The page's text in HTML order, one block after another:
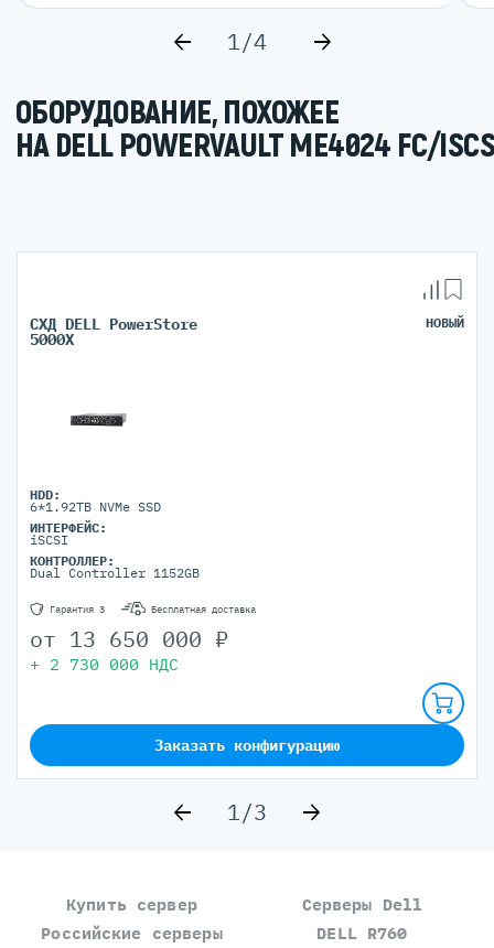
1/4
ОБОРУДОВАНИЕ, ПОХОЖЕЕ
НА DELL POWERVAULT ME4024 FC/
СХД DELL PowerStore
5000X
НОВЫЙ
HDD:
6*1.92TB NVMe SSD
ИНТЕРФЕЙС:
iSCSI
КОНТРОЛЛЕР:
Dual Controller 1152GB
Гарантия 3 Бесплатная доставка
от 13 650 000 ₽
+ 2 730 000 НДС
Заказать конфигурацию
1/3
Купить сервер
Российские серверы
Серверы Dell
DELL R760